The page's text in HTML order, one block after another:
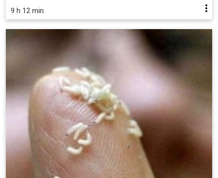
9 h 12 min